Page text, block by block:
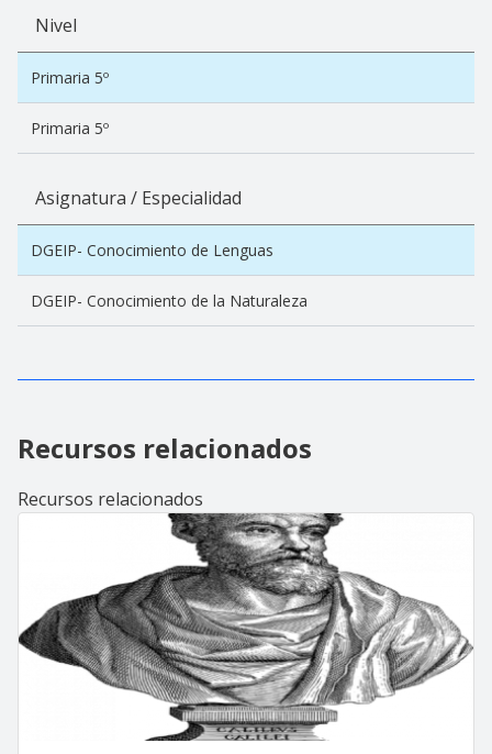
Nivel
Primaria 5º
Primaria 5º
Asignatura / Especialidad
DGEIP- Conocimiento de Lenguas
DGEIP- Conocimiento de la Naturaleza
Recursos relacionados
Recursos relacionados